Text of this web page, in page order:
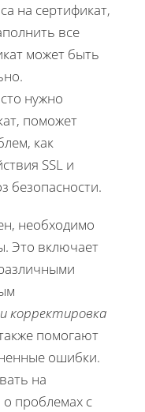
на сертификат,
все
может быть
нужно
поможет
как
SSL и
безопасности.
необходимо
Это включает
корректировка
помогают
ошибки.
на
проблемах с